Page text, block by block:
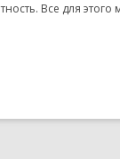
Все для